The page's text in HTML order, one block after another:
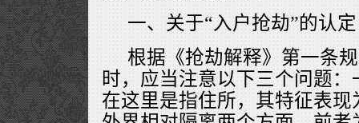
一、关于“入户抢劫”的认定
根据《抢劫解释》第一条
时，应当注意以下三个问题：
在这里是指住所，其特征表